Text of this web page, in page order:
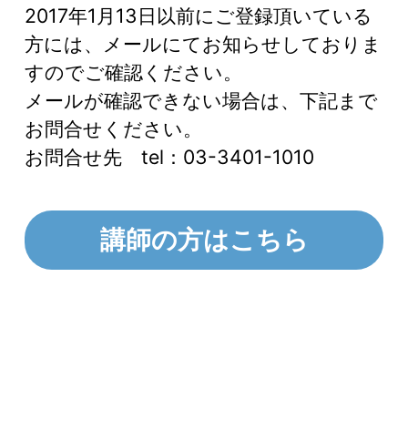
2017年1月13日以前にご登録頂いている
方には、メールにてお知らせしておりま
すのでご確認ください。
メールが確認できない場合は、下記まで
お問合せください。
お問合せ先 tel：03-3401-1010
講師の方はこちら